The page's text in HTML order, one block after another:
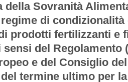
Sovranità
di
prodotti fertilizzanti e
del Regolamento
e del Consiglio
termine ultimo per